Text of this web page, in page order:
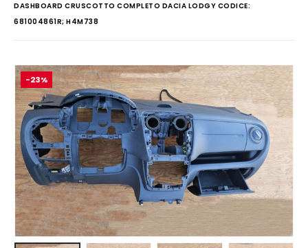
DASHBOARD CRUSCOTTO COMPLETO DACIA LODGY CODICE:
681004861R; H4M738
-23%